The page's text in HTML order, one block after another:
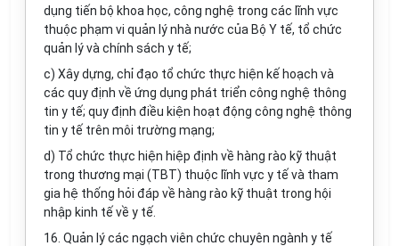
dụng tiến bộ khoa học, công nghệ trong các lĩnh vực
thuộc phạm vi quản lý nhà nước của Bộ Y tế, tổ chức
quản lý và chính sách y tế;
c) Xây dựng, chỉ đạo tổ chức thực hiện kế hoạch và
các quy định về ứng dụng phát triển công nghệ thông
tin y tế; quy định điều kiện hoạt động công nghệ thông
tin y tế trên môi trường mạng;
d) Tổ chức thực hiện hiệp định về hàng rào kỹ thuật
trong thương mại (TBT) thuộc lĩnh vực y tế và tham
gia hệ thống hỏi đáp về hàng rào kỹ thuật trong hội
nhập kinh tế về y tế.
16. Quản lý các ngạch viên chức chuyên ngành y tế